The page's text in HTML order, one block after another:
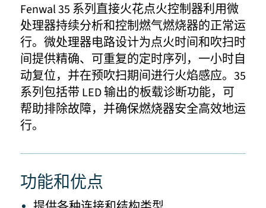
Fenwal 35 系列直接火花点火控制器利用微
处理器持续分析和控制燃气燃烧器的正常运
行。微处理器电路设计为点火时间和吹扫时
间提供精确、可重复的定时序列，一小时自
动复位，并在预吹扫期间进行火焰感应。35
系列包括带 LED 输出的板载诊断功能，可
帮助排除故障，并确保燃烧器安全高效地运
行。
功能和优点